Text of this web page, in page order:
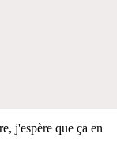
j'espère que ça en